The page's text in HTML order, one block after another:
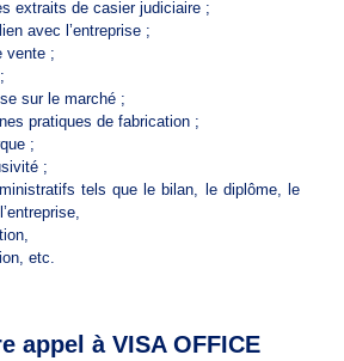
extraits de casier judiciaire ;
avec l’entreprise ;
vente ;
sur le marché ;
pratiques de fabrication ;
;
;
tels que le bilan, le diplôme, le
etc.
appel à VISA OFFICE